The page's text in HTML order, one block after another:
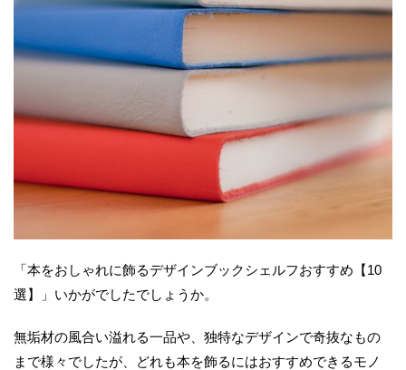
「本をおしゃれに飾るデザインブックシェルフおすすめ【10
選】」いかがでしたでしょうか。
無垢材の風合い溢れる一品や、独特なデザインで奇抜なもの
まで様々でしたが、どれも本を飾るにはおすすめできるモノ